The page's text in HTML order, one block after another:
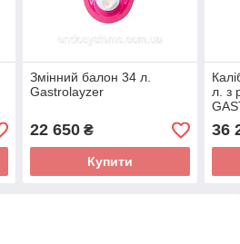
Змінний балон 34 л.
Gastrolayzer
22 650₴
Купити
л. з
36